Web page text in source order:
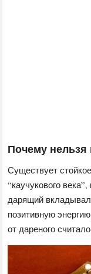
Почему нельзя
Существует
“каучукового
дарящий
позитивную
от дареного